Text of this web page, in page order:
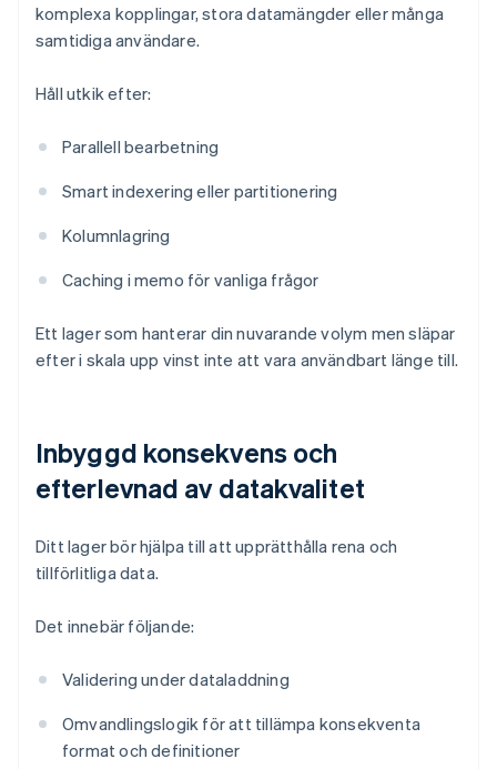
komplexa kopplingar, stora datamängder eller många
samtidiga användare.
Håll utkik efter:
Parallell bearbetning
Smart indexering eller partitionering
Kolumnlagring
Caching i memo för vanliga frågor
Ett lager som hanterar din nuvarande volym men släpar
efter i skala upp vinst inte att vara användbart länge till.
Inbyggd konsekvens och
efterlevnad av datakvalitet
Ditt lager bör hjälpa till att upprätthålla rena och
tillförlitliga data.
Det innebär följande:
Validering under dataladdning
Omvandlingslogik för att tillämpa konsekventa
format och definitioner